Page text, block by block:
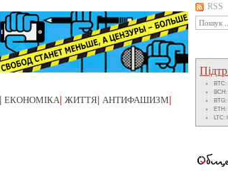
ЕКОНОМІКА ЖИТТЯ АНТИФАШИЗМ
RSS
BTC:
BTG:
ETH:
LTC: